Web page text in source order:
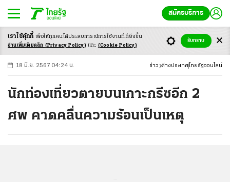
สมัครบริการ
-ก ก ก+
18 มิ.ย. 2567 04:24 น. ข่าว ต่างประเทศ ไทยรัฐออนไลน์
นักท่องเที่ยวตายบนเกาะกรีซอีก 2
ศพ คาดคลื่นความร้อนเป็นเหตุ
เราใช้คุ้กกี้ เพื่อให้ทุกคนได้ประสบการณ์การใช้งานที่ดียิ่งขึ้น
อ่านเพิ่มเติมคลิก (Privacy Policy) และ (Cookie Policy)
รับทราบ